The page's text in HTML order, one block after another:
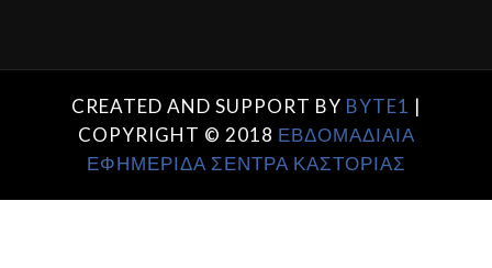
CREATED AND SUPPORT BY BYTE1 |
COPYRIGHT © 2018 ΕΒΔΟΜΑΔΙΑΙΑ
ΕΦΗΜΕΡΙΔΑ ΣΕΝΤΡΑ ΚΑΣΤΟΡΙΑΣ